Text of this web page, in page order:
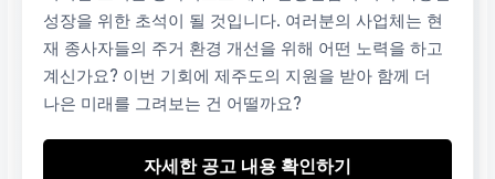
기대 효과
제주 관광 경쟁력 강화
및 서비스 품질 향상
성장을 위한 초석이 될 것입니다. 여러분의 사업체는 현
재 종사자들의 주거 환경 개선을 위해 어떤 노력을 하고
계신가요? 이번 기회에 제주도의 지원을 받아 함께 더
나은 미래를 그려보는 건 어떨까요?
자세한 공고 내용 확인하기